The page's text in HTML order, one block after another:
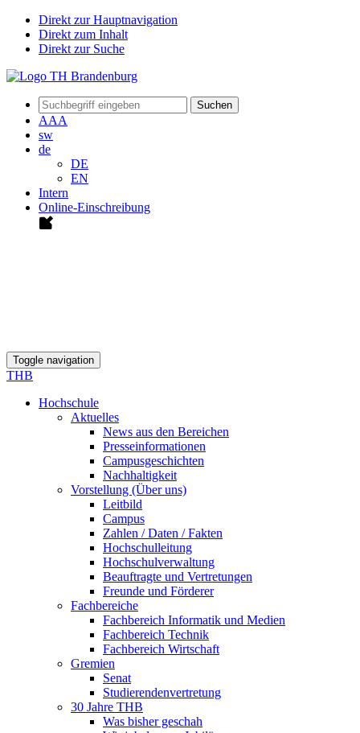
Direkt zur Hauptnavigation
Direkt zum Inhalt
Direkt zur Suche
Suchen
AAA
sw
de
DE
EN
Intern
Online-Einschreibung
Toggle navigation
THB
Hochschule
Aktuelles
News aus den Bereichen
Presseinformationen
Campusgeschichten
Nachhaltigkeit
Vorstellung (Über uns)
Leitbild
Campus
Zahlen / Daten / Fakten
Hochschulleitung
Hochschulverwaltung
Beauftragte und Vertretungen
Freunde und Förderer
Fachbereiche
Fachbereich Informatik und Medien
Fachbereich Technik
Fachbereich Wirtschaft
Gremien
Senat
Studierendenvertretung
30 Jahre THB
Was bisher geschah